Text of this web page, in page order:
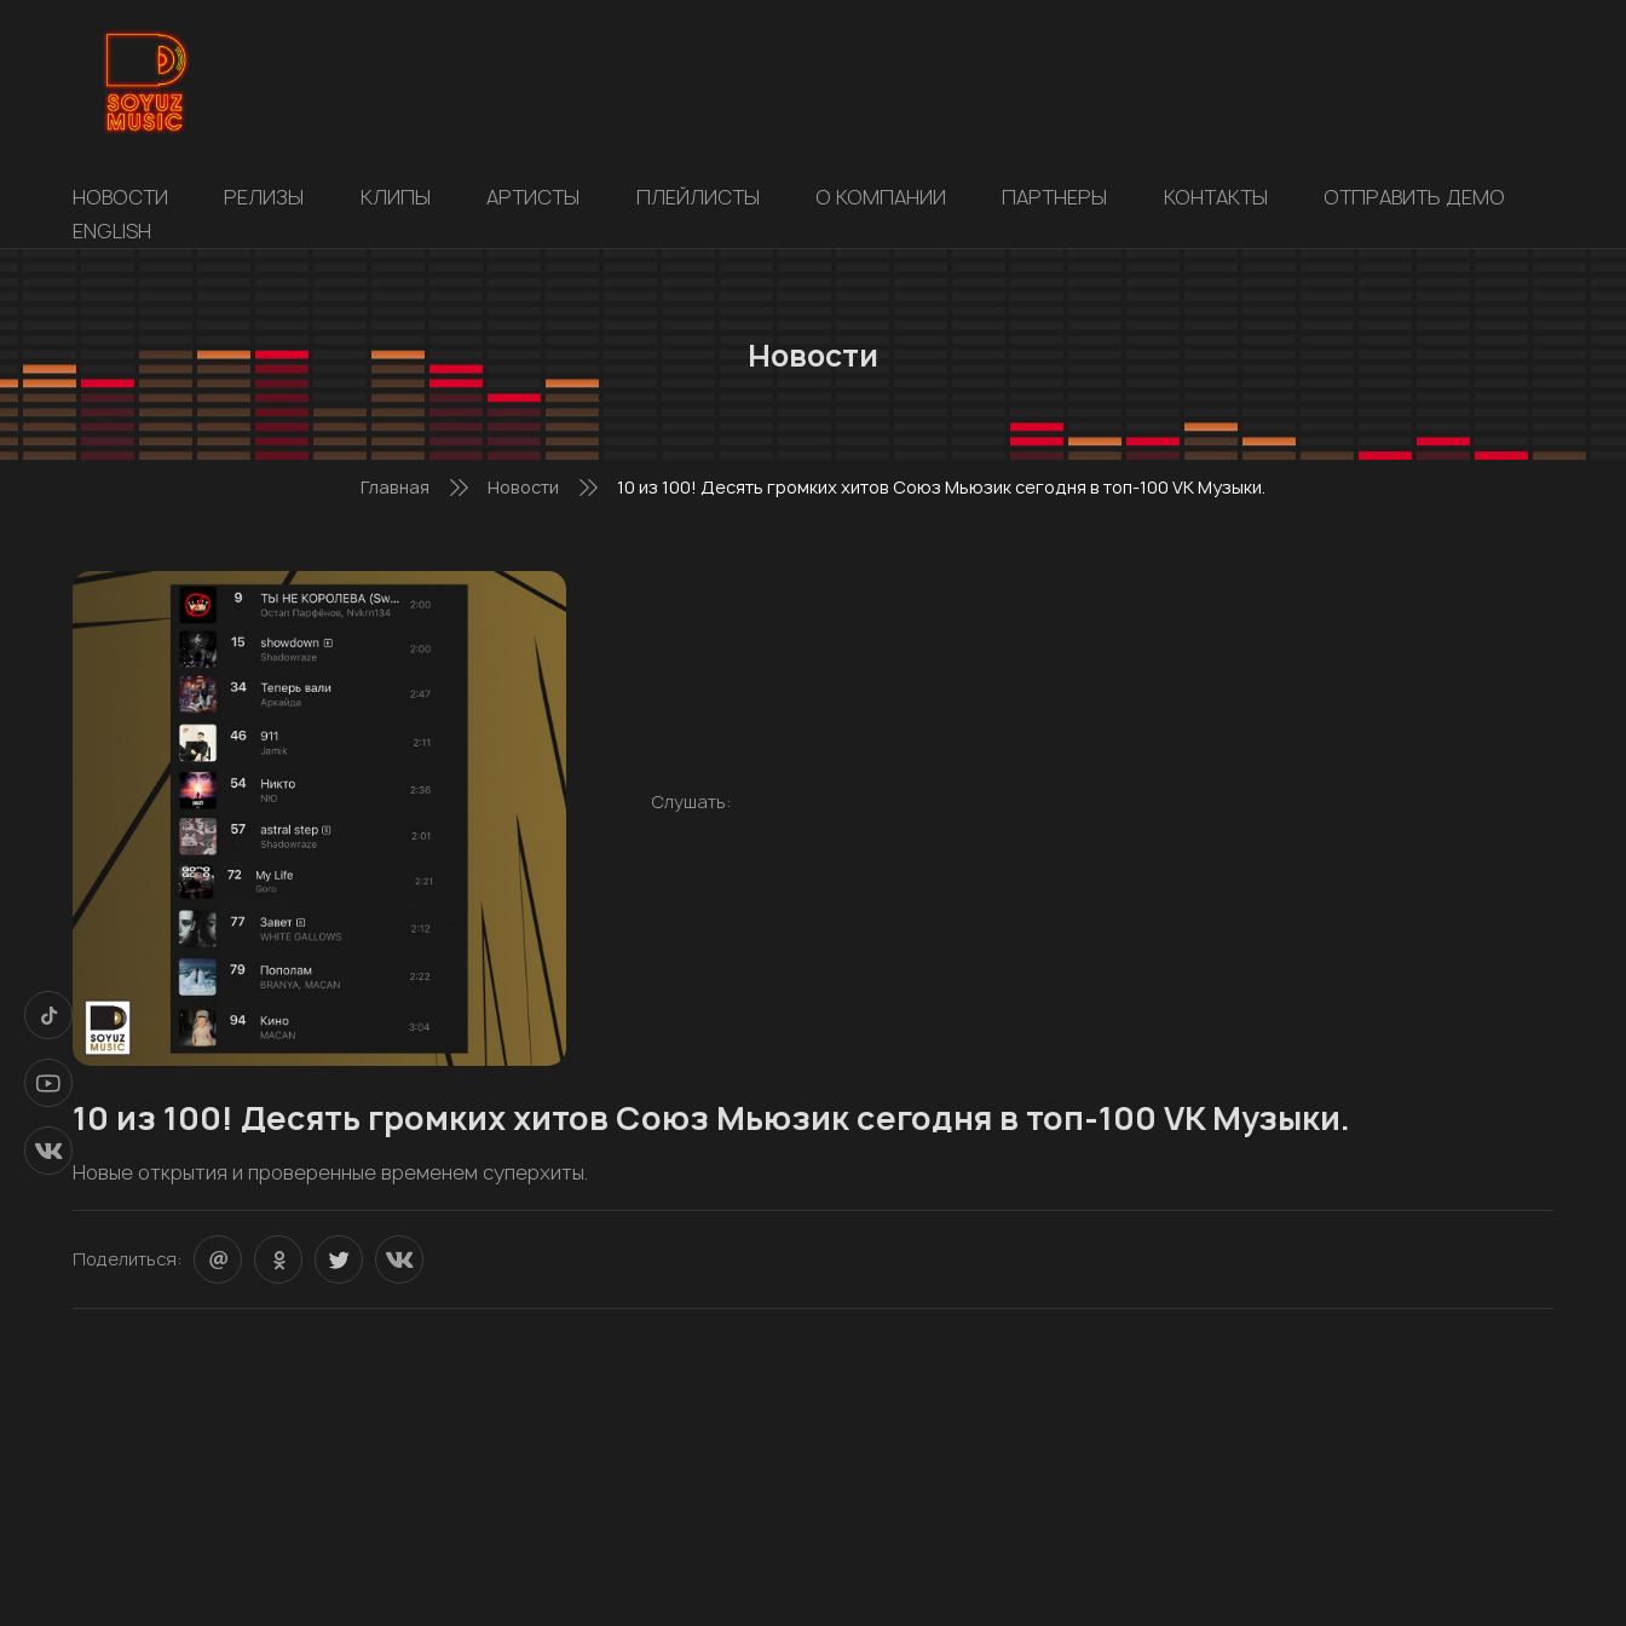
НОВОСТИ РЕЛИЗЫ КЛИПЫ АРТИСТЫ ПЛЕЙЛИСТЫ О КОМПАНИИ ПАРТНЕРЫ КОНТАКТЫ
ОТПРАВИТЬ ДЕМО
ENGLISH
Новости
Главная Новости 10 из 100! Десять громких хитов Союз Мьюзик сегодня в топ-100 VK Музыки.
Слушать:
10 из 100! Десять громких хитов Союз Мьюзик сегодня в топ-100 VK Музыки.
Новые открытия и проверенные временем суперхиты.
Поделиться: